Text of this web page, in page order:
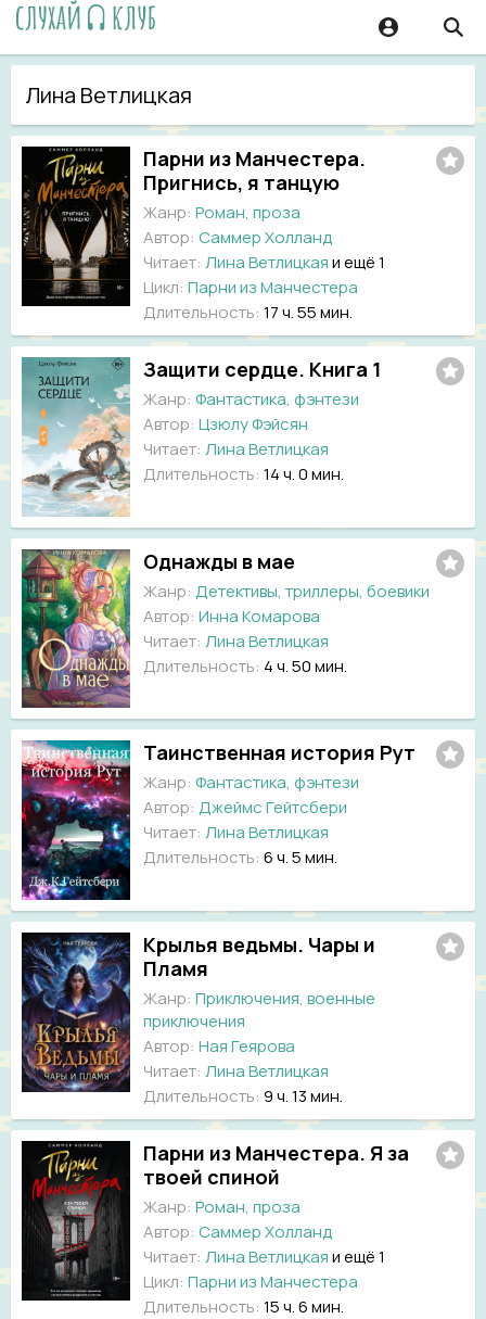
Лина Ветлицкая
Парни из Манчестера.
Пригнись, я танцую
Жанр: Роман, проза
Автор: Саммер Холланд
Читает: Лина Ветлицкаяи ещё 1
Цикл: Парни из Манчестера
Длительность: 17 ч. 55 мин.
Защити сердце. Книга 1
Жанр: Фантастика, фэнтези
Автор: Цзюлу Фэйсян
Читает: Лина Ветлицкая
Длительность: 14 ч. 0 мин.
Однажды в мае
Жанр: Детективы, триллеры, боевики
Автор: Инна Комарова
Читает: Лина Ветлицкая
Длительность: 4 ч. 50 мин.
Таинственная история Рут
Жанр: Фантастика, фэнтези
Автор: Джеймс Гейтсбери
Читает: Лина Ветлицкая
Длительность: 6 ч. 5 мин.
Крылья ведьмы. Чары и
Пламя
Жанр: Приключения, военные
приключения
Автор: Ная Геярова
Читает: Лина Ветлицкая
Длительность: 9 ч. 13 мин.
Парни из Манчестера. Я за
твоей спиной
Жанр: Роман, проза
Автор: Саммер Холланд
Читает: Лина Ветлицкаяи ещё 1
Цикл: Парни из Манчестера
Длительность: 15 ч. 6 мин.